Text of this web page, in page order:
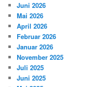
Juni 2026
Mai 2026
April 2026
Februar 2026
Januar 2026
November 2025
Juli 2025
Juni 2025